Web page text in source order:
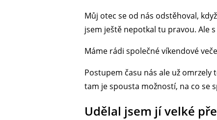
Můj otec se od nás odstěhoval,
jsem ještě nepotkal tu pravou. Ale
Máme rádi společné víkendové
Postupem času nás ale už
tam je spousta možností, na co se
Udělal jsem jí velké